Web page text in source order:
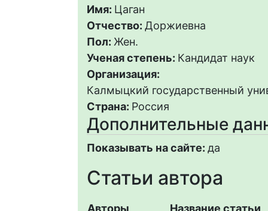
Имя: Цаган
Отчество: Доржиевна
Пол: Жен.
Ученая степень: Кандидат наук
Организация:
Калмыцкий государственный
Страна: Россия
Дополнительные
Показывать на сайте: да
Статьи автора
Авторы
Название статьи